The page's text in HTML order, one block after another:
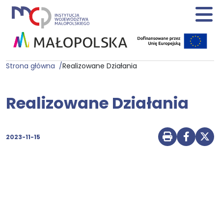
Strona główna Realizowane Działania
Realizowane Działania
2023-11-15 Drukuj